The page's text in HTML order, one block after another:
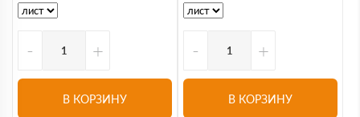
- +
В КОРЗИНУ
- +
В КОРЗИНУ